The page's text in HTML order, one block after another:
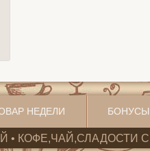
НЕДЕЛИ
• КОФЕ,ЧАЙ,СЛАДОСТИ С